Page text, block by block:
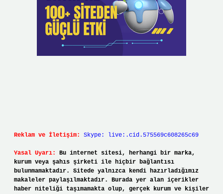
Reklam ve İletişim: Skype: live:.cid.575569c608265c69
Yasal Uyarı:
Bu internet sitesi, herhangi bir marka,
kurum veya şahıs şirketi ile hiçbir bağlantısı
bulunmamaktadır. Sitede yalnızca kendi hazırladığımız
makaleler paylaşılmaktadır. Burada yer alan içerikler
haber niteliği taşımamakta olup, gerçek kurum ve kişiler